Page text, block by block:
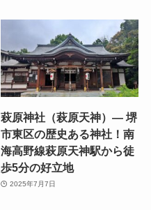
萩原神社（萩原天神）— 堺
市東区の歴史ある神社！南
海高野線萩原天神駅から徒
歩5分の好立地
2025年7月7日